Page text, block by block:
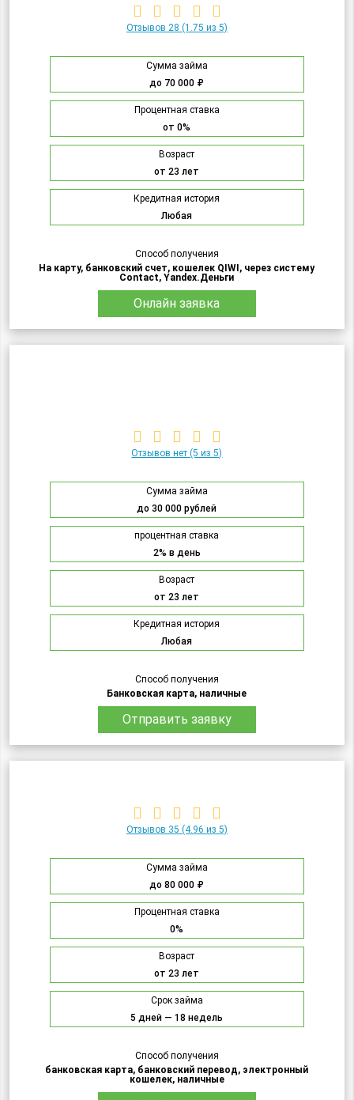
Отзывов 28 (1.75 из 5)
Сумма займа
до 70 000 ₽
Процентная ставка
от 0%
Возраст
от 23 лет
Кредитная история
Любая
Способ получения
На карту, банковский счет, кошелек QIWI, через систему
Contact, Yandex.Деньги
Онлайн заявка
Отзывов нет (5 из 5)
Сумма займа
до 30 000 рублей
процентная ставка
2% в день
Возраст
от 23 лет
Кредитная история
Любая
Способ получения
Банковская карта, наличные
Отправить заявку
Отзывов 35 (4.96 из 5)
Сумма займа
до 80 000 ₽
Процентная ставка
0%
Возраст
от 23 лет
Срок займа
5 дней — 18 недель
Способ получения
банковская карта, банковский перевод, электронный
кошелек, наличные